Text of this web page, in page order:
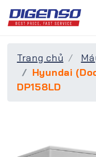
Trang chủ
Hyundai
DP158LD